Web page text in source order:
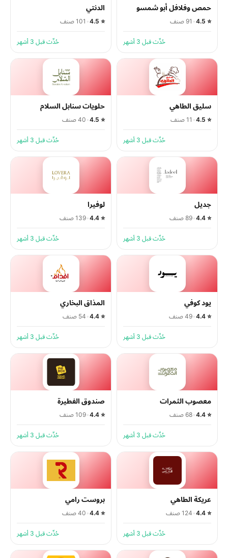
حمص وفلافل أبو شمسو
⭐ 4.5 91 صنف
حُدِّث قبل 3 أشهر
الدنتي
⭐ 4.5 101 صنف
حُدِّث قبل 3 أشهر
سليق الطاهي
⭐ 4.5 11 صنف
حُدِّث قبل 3 أشهر
حلويات سنابل السلام
⭐ 4.5 40 صنف
حُدِّث قبل 3 أشهر
جديل
⭐ 4.4 89 صنف
حُدِّث قبل 3 أشهر
لوفيرا
⭐ 4.4 139 صنف
حُدِّث قبل 3 أشهر
يود كوفي
⭐ 4.4 49 صنف
حُدِّث قبل 3 أشهر
المذاق البخاري
⭐ 4.4 54 صنف
حُدِّث قبل 3 أشهر
معصوب الثمرات
⭐ 4.4 68 صنف
حُدِّث قبل 3 أشهر
صندوق الفطيرة
⭐ 4.4 109 صنف
حُدِّث قبل 3 أشهر
عريكة الطاهي
⭐ 4.4 124 صنف
حُدِّث قبل 3 أشهر
بروست رامي
⭐ 4.4 40 صنف
حُدِّث قبل 3 أشهر